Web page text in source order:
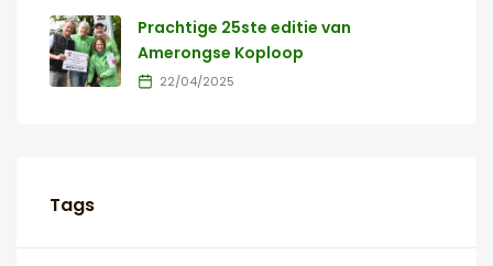
Prachtige 25ste editie van
Amerongse Koploop
22/04/2025
Tags